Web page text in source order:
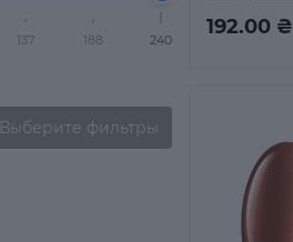
137 188 240
Выберите фильтры
192.00 ₴